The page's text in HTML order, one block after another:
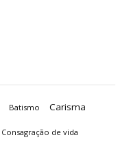
Batismo Carisma
Consagração de vida